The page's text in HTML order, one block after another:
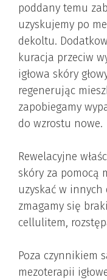
poddany temu
uzyskujemy po
dekoltu.
kuracja przeciw
igłowa skóry
regenerując
zapobiegamy
do wzrostu nowe.
Rewelacyjne
skóry za pomocą
uzyskać w innych
zmagamy się
cellulitem,
Poza czynnikiem
mezoterapii